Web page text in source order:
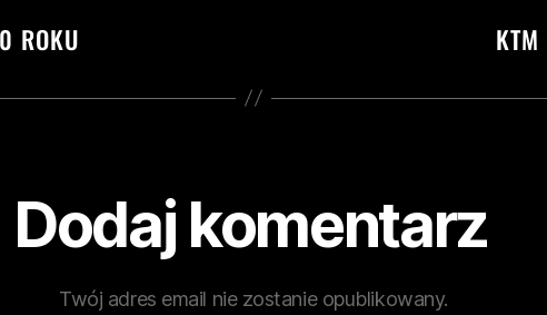
ROKU
Dodaj komentarz
Twój adres email nie zostanie opublikowany.